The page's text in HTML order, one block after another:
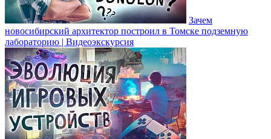
Зачем
новосибирский архитектор построил в Томске подземную
лабораторию | Видеоэкскурсия